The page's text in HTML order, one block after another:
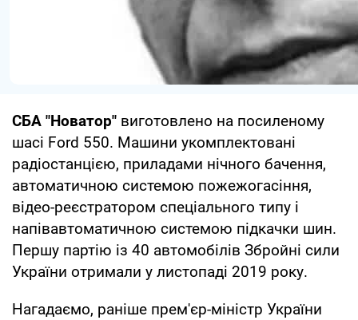
СБА "Новатор" виготовлено на посиленому
шасі Ford 550. Машини укомплектовані
радіостанцією, приладами нічного бачення,
автоматичною системою пожежогасіння,
відео-реєстратором спеціального типу і
напівавтоматичною системою підкачки шин.
Першу партію із 40 автомобілів Збройні сили
України отримали у листопаді 2019 року.
Нагадаємо, раніше прем'єр-міністр України